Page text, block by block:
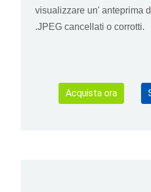
visualizzare un' anteprima
.JPEG cancellati o corrotti.
Acquista ora